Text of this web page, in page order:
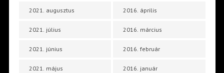
2021. augusztus
2021. július
2021. június
2021. május
2016. április
2016. március
2016. február
2016. január